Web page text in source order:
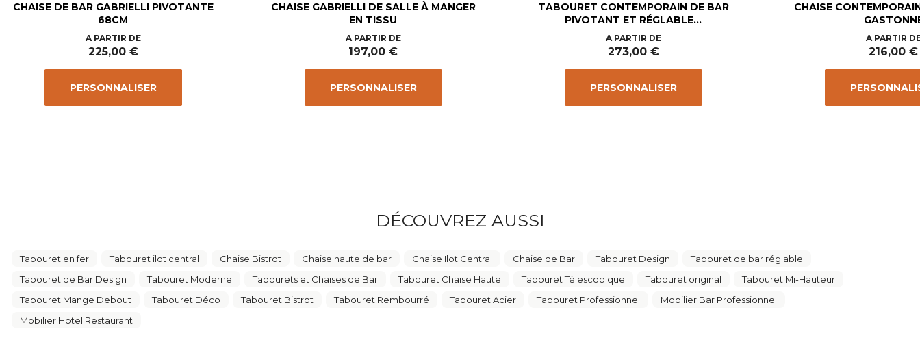
CHAISE DE BAR GABRIELLI PIVOTANTE
68CM
Prix
A PARTIR DE
225,00 €
PERSONNALISER
CHAISE GABRIELLI DE SALLE À MANGER
EN TISSU
Prix
A PARTIR DE
197,00 €
PERSONNALISER
TABOURET CONTEMPORAIN DE BAR
PIVOTANT ET RÉGLABLE...
Prix
A PARTIR DE
273,00 €
PERSONNALISER
CHAISE
Prix
A PARTIR
216,00 €
DÉCOUVREZ AUSSI
Tabouret en fer Tabouret ilot central Chaise Bistrot Chaise haute de bar Chaise Ilot Central Chaise de Bar Tabouret Design
Tabouret de bar réglable
Tabouret de Bar Design
Tabouret Moderne Tabourets et Chaises de Bar Tabouret Chaise Haute Tabouret Télescopique Tabouret original
Tabouret Mi-Hauteur
Tabouret Mange Debout
Tabouret Déco Tabouret Bistrot Tabouret Rembourré Tabouret Acier Tabouret Professionnel
Mobilier Bar Professionnel
Mobilier Hotel Restaurant